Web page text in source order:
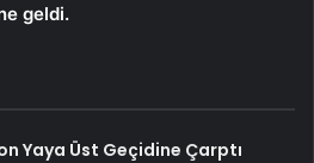
geldi.
Yaya Üst Geçidine Çarptı